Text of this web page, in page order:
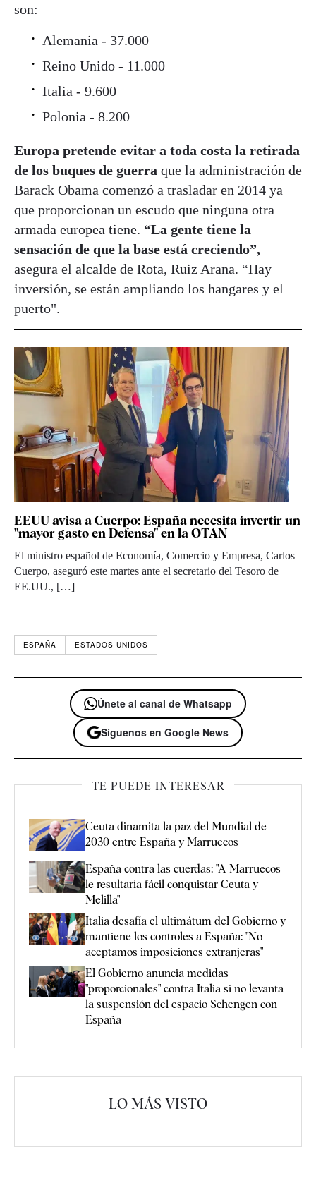
son:
Alemania - 37.000
Reino Unido - 11.000
Italia - 9.600
Polonia - 8.200
Europa pretende evitar a toda costa la retirada
de los buques de guerra que la administración de
Barack Obama comenzó a trasladar en 2014 ya
que proporcionan un escudo que ninguna otra
armada europea tiene. “La gente tiene la
sensación de que la base está creciendo”,
asegura el alcalde de Rota, Ruiz Arana. “Hay
inversión, se están ampliando los hangares y el
puerto".
EEUU avisa a Cuerpo: España necesita invertir un
"mayor gasto en Defensa" en la OTAN
El ministro español de Economía, Comercio y Empresa, Carlos
Cuerpo, aseguró este martes ante el secretario del Tesoro de
EE.UU., […]
ESPAÑA ESTADOS UNIDOS
Únete al canal de Whatsapp
Síguenos en Google News
TE PUEDE INTERESAR
Ceuta dinamita la paz del Mundial de
2030 entre España y Marruecos
España contra las cuerdas: "A Marruecos
le resultaría fácil conquistar Ceuta y
Melilla"
Italia desafía el ultimátum del Gobierno y
mantiene los controles a España: "No
aceptamos imposiciones extranjeras"
El Gobierno anuncia medidas
"proporcionales" contra Italia si no levanta
la suspensión del espacio Schengen con
España
LO MÁS VISTO